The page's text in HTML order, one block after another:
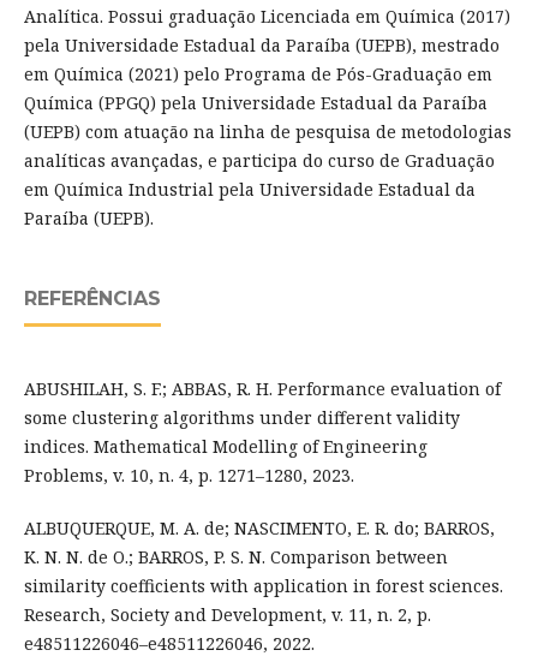
Analítica. Possui graduação Licenciada em Química (2017)
pela Universidade Estadual da Paraíba (UEPB), mestrado
em Química (2021) pelo Programa de Pós-Graduação em
Química (PPGQ) pela Universidade Estadual da Paraíba
(UEPB) com atuação na linha de pesquisa de metodologias
analíticas avançadas, e participa do curso de Graduação
em Química Industrial pela Universidade Estadual da
Paraíba (UEPB).
REFERÊNCIAS
ABUSHILAH, S. F.; ABBAS, R. H. Performance evaluation of
some clustering algorithms under different validity
indices. Mathematical Modelling of Engineering
Problems, v. 10, n. 4, p. 1271–1280, 2023.
ALBUQUERQUE, M. A. de; NASCIMENTO, E. R. do; BARROS,
K. N. N. de O.; BARROS, P. S. N. Comparison between
similarity coefficients with application in forest sciences.
Research, Society and Development, v. 11, n. 2, p.
e48511226046–e48511226046, 2022.